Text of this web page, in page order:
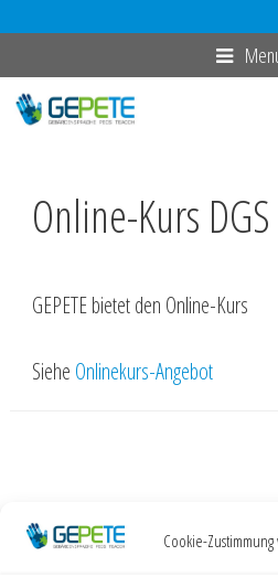
Cookie-
Inhalt
springen
Online-Kurs DGS
GEPETE bietet den Online-Kurs
Siehe Onlinekurs-Angebot